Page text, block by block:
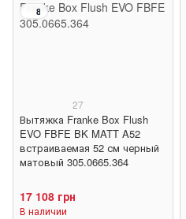
8
27
Вытяжка Franke Box Flush
EVO FBFE BK MATT A52
встраиваемая 52 см черный
матовый 305.0665.364
17 108 грн
В наличии